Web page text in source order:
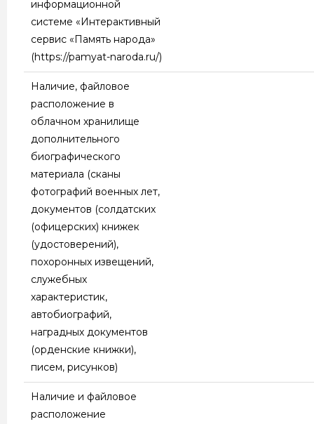
информационной
системе «Интерактивный
сервис «Память народа»
(https://pamyat-naroda.ru/)
Наличие, файловое
расположение в
облачном хранилище
дополнительного
биографического
материала (сканы
фотографий военных лет,
документов (солдатских
(офицерских) книжек
(удостоверений),
похоронных извещений,
служебных
характеристик,
автобиографий,
наградных документов
(орденские книжки),
писем, рисунков)
Наличие и файловое
расположение